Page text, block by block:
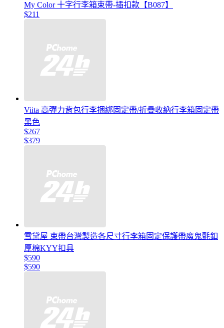
My Color 十字行李箱束帶-插扣款【B087】
$211
Viita 高彈力背包行李捆綁固定帶/折疊收納行李箱固定帶
黑色
$267
$379
雪黛屋 束帶台灣製造各尺寸行李箱固定保護帶魔鬼氈釦
厚棉KYY扣具
$590
$590